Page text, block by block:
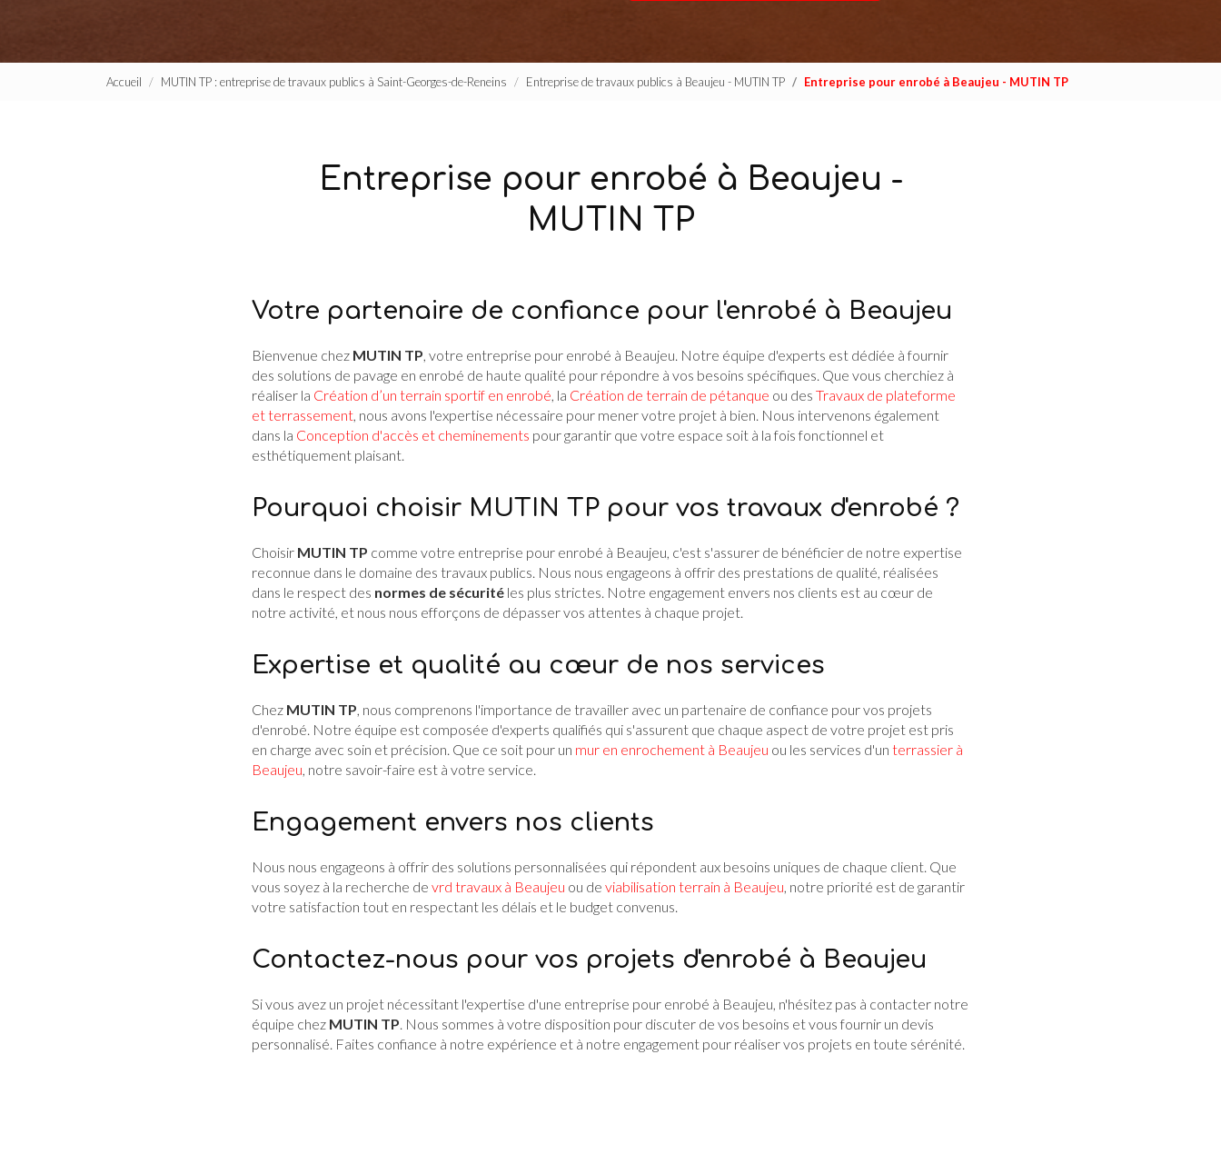
Accueil MUTIN TP : entreprise de travaux publics à Saint-Georges-de-Reneins Entreprise de travaux publics à Beaujeu - MUTIN TP Entreprise pour enrobé à Beaujeu - MUTIN TP
Entreprise pour enrobé à Beaujeu -
MUTIN TP
Votre partenaire de confiance pour l'enrobé à Beaujeu
Bienvenue chez MUTIN TP, votre entreprise pour enrobé à Beaujeu. Notre équipe d'experts est dédiée à fournir
des solutions de pavage en enrobé de haute qualité pour répondre à vos besoins spécifiques. Que vous cherchiez à
réaliser la Création d’un terrain sportif en enrobé, la Création de terrain de pétanque ou des Travaux de plateforme
et terrassement, nous avons l'expertise nécessaire pour mener votre projet à bien. Nous intervenons également
dans la Conception d'accès et cheminements pour garantir que votre espace soit à la fois fonctionnel et
esthétiquement plaisant.
Pourquoi choisir MUTIN TP pour vos travaux d'enrobé ?
Choisir MUTIN TP comme votre entreprise pour enrobé à Beaujeu, c'est s'assurer de bénéficier de notre expertise
reconnue dans le domaine des travaux publics. Nous nous engageons à offrir des prestations de qualité, réalisées
dans le respect des normes de sécurité les plus strictes. Notre engagement envers nos clients est au cœur de
notre activité, et nous nous efforçons de dépasser vos attentes à chaque projet.
Expertise et qualité au cœur de nos services
Chez MUTIN TP, nous comprenons l'importance de travailler avec un partenaire de confiance pour vos projets
d'enrobé. Notre équipe est composée d'experts qualifiés qui s'assurent que chaque aspect de votre projet est pris
en charge avec soin et précision. Que ce soit pour un mur en enrochement à Beaujeu ou les services d'un terrassier à
Beaujeu, notre savoir-faire est à votre service.
Engagement envers nos clients
Nous nous engageons à offrir des solutions personnalisées qui répondent aux besoins uniques de chaque client. Que
vous soyez à la recherche de vrd travaux à Beaujeu ou de viabilisation terrain à Beaujeu, notre priorité est de garantir
votre satisfaction tout en respectant les délais et le budget convenus.
Contactez-nous pour vos projets d'enrobé à Beaujeu
Si vous avez un projet nécessitant l'expertise d'une entreprise pour enrobé à Beaujeu, n'hésitez pas à contacter notre
équipe chez MUTIN TP. Nous sommes à votre disposition pour discuter de vos besoins et vous fournir un devis
personnalisé. Faites confiance à notre expérience et à notre engagement pour réaliser vos projets en toute sérénité.